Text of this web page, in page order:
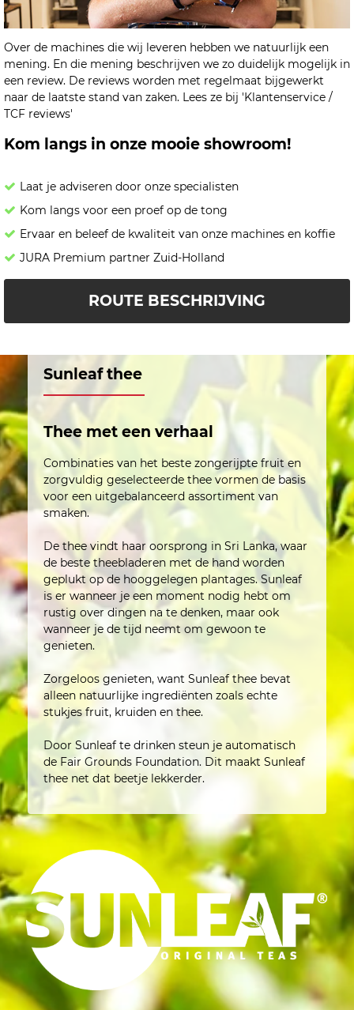
Over de machines die wij leveren hebben we natuurlijk een
mening. En die mening beschrijven we zo duidelijk mogelijk in
een review. De reviews worden met regelmaat bijgewerkt
naar de laatste stand van zaken. Lees ze bij 'Klantenservice /
TCF reviews'
Kom langs in onze mooie showroom!
Laat je adviseren door onze specialisten
Kom langs voor een proef op de tong
Ervaar en beleef de kwaliteit van onze machines en koffie
JURA Premium partner Zuid-Holland
ROUTE BESCHRIJVING
Sunleaf thee
Thee met een verhaal
Combinaties van het beste zongerijpte fruit en
zorgvuldig geselecteerde thee vormen de basis
voor een uitgebalanceerd assortiment van
smaken.
De thee vindt haar oorsprong in Sri Lanka, waar
de beste theebladeren met de hand worden
geplukt op de hooggelegen plantages. Sunleaf
is er wanneer je een moment nodig hebt om
rustig over dingen na te denken, maar ook
wanneer je de tijd neemt om gewoon te
genieten.
Zorgeloos genieten, want Sunleaf thee bevat
alleen natuurlijke ingrediënten zoals echte
stukjes fruit, kruiden en thee.
Door Sunleaf te drinken steun je automatisch
de Fair Grounds Foundation. Dit maakt Sunleaf
thee net dat beetje lekkerder.